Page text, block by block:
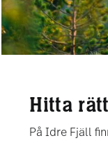
Hitta
På Idre Fjäll